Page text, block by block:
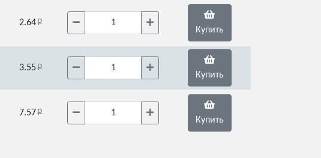
2.64
Купить
3.55
Купить
7.57
Купить